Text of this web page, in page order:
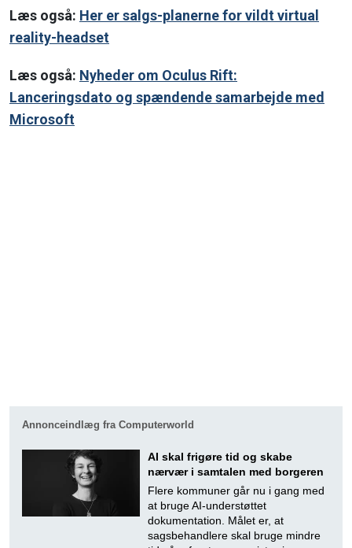
Læs også: Her er salgs-planerne for vildt virtual
reality-headset
Læs også: Nyheder om Oculus Rift:
Lanceringsdato og spændende samarbejde med
Microsoft
Annonceindlæg fra Computerworld
AI skal frigøre tid og skabe
nærvær i samtalen med borgeren
Flere kommuner går nu i gang med
at bruge AI-understøttet
dokumentation. Målet er, at
sagsbehandlere skal bruge mindre